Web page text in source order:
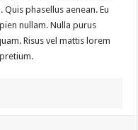
phasellus aenean. Eu
nullam. Nulla purus
Risus vel mattis lorem